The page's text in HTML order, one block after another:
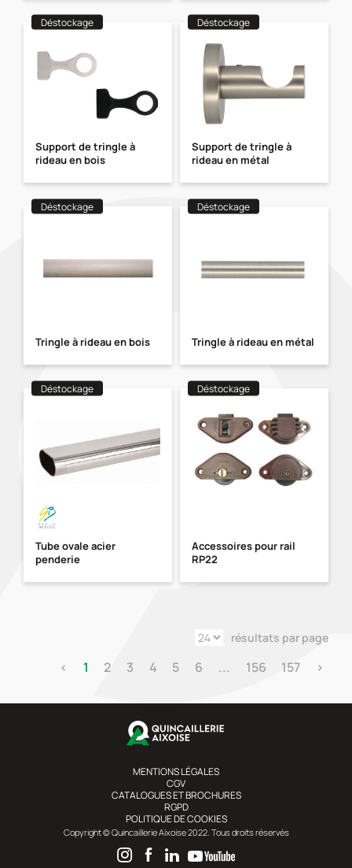
Déstockage
Support de tringle à
rideau en bois
Déstockage
Support de tringle à
rideau en métal
Déstockage
Tringle à rideau en bois
Déstockage
Tringle à rideau en métal
Déstockage
Tube ovale acier
penderie
Déstockage
Accessoires pour rail
RP22
résultats par page
‹ 1 2 3 4 5 6 ... 156 157 ›
MENTIONS LÉGALES
CGV
CATALOGUES ET BROCHURES
RGPD
POLITIQUE DE COOKIES
Copyright © Quincaillerie Aixoise 2022. Tous droits réservés